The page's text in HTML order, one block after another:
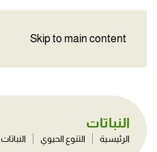
Skip to main content
النباتات
الرئيسية التنوع الحيوي النباتات